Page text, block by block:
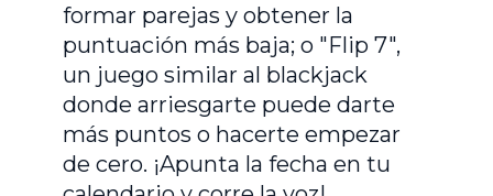
formar parejas y obtener la
puntuación más baja; o "Flip 7",
un juego similar al blackjack
donde arriesgarte puede darte
más puntos o hacerte empezar
de cero. ¡Apunta la fecha en tu